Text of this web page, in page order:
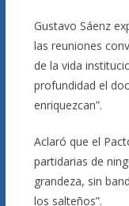
Gustavo Sáenz
las reuniones
de la vida
profundidad el
enriquezcan”.
Aclaró que el
partidarias de
grandeza, sin
los salteños”.